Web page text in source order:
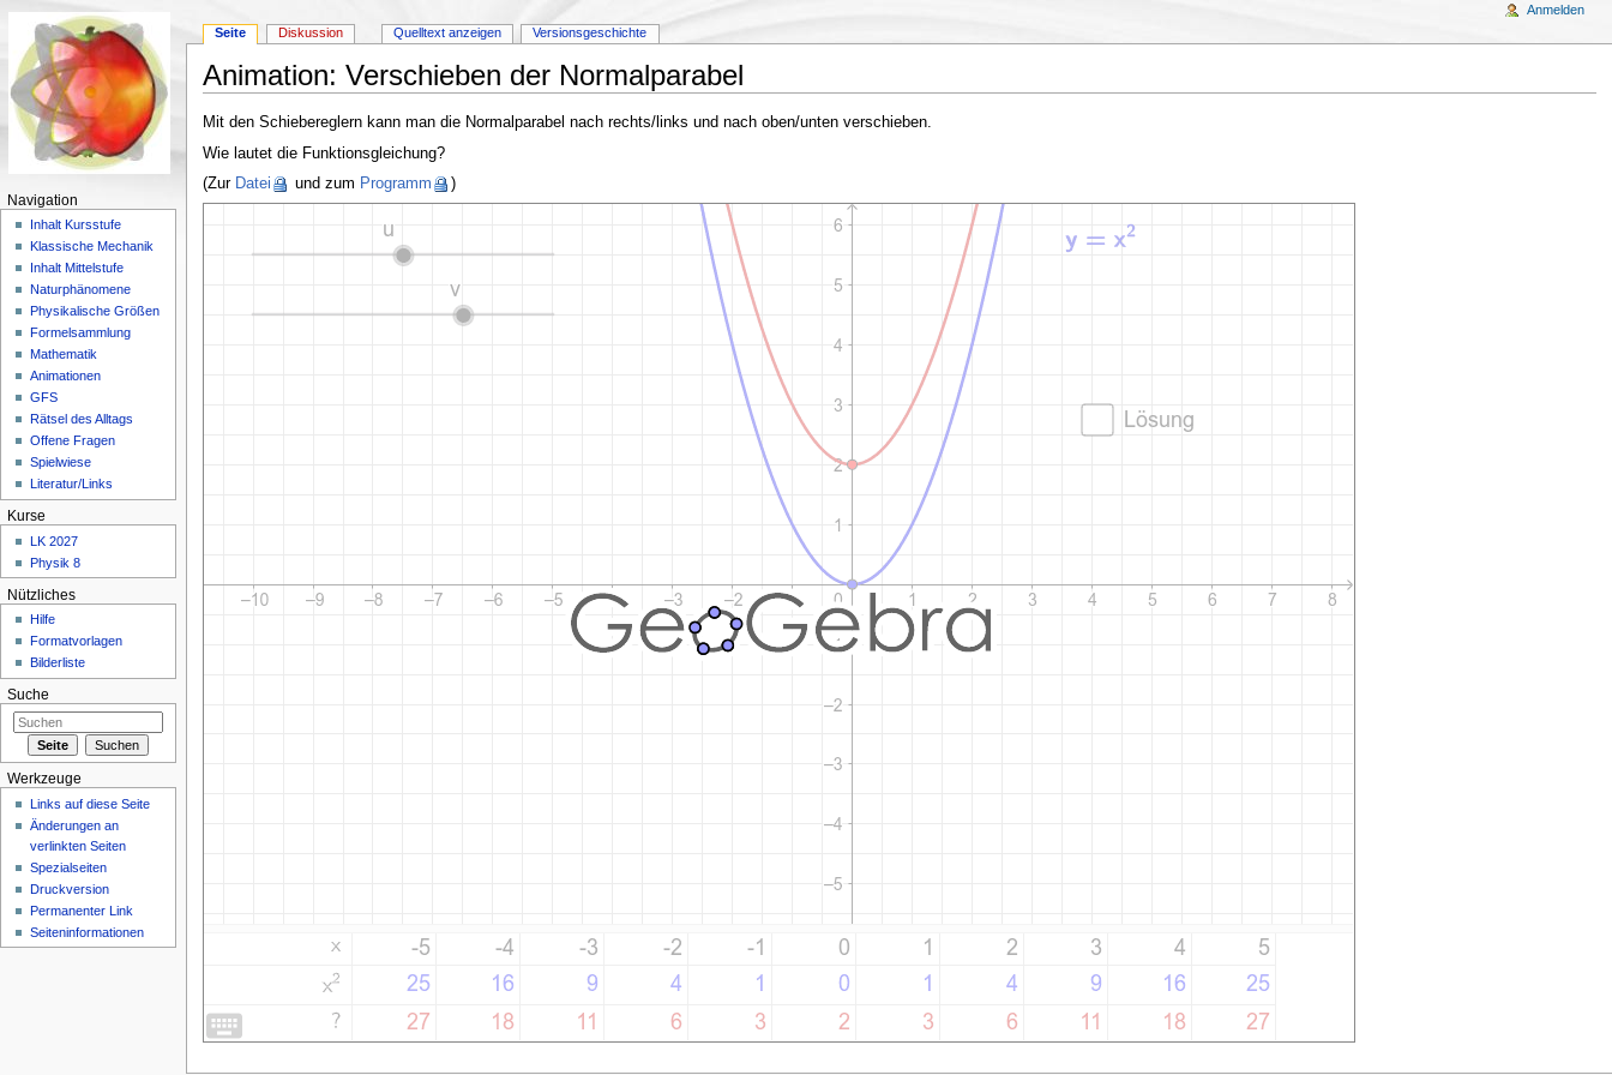
Animation: Verschieben der Normalparabel
Mit den Schiebereglern kann man die Normalparabel nach rechts/links und nach oben/unten verschieben.
Wie lautet die Funktionsgleichung?
(Zur Datei und zum Programm )
Seite Diskussion Quelltext anzeigen Versionsgeschichte
Anmelden
Navigation
Inhalt Kursstufe
Klassische Mechanik
Inhalt Mittelstufe
Naturphänomene
Physikalische Größen
Formelsammlung
Mathematik
Animationen
GFS
Rätsel des Alltags
Offene Fragen
Spielwiese
Literatur/Links
Kurse
LK 2027
Physik 8
Nützliches
Hilfe
Formatvorlagen
Bilderliste
Suche
Werkzeuge
Links auf diese Seite
Änderungen an
verlinkten Seiten
Spezialseiten
Druckversion
Permanenter Link
Seiteninformationen